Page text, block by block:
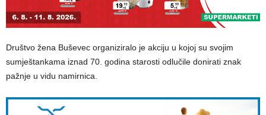
Društvo žena Buševec organiziralo je akciju u kojoj su svojim
sumještankama iznad 70. godina starosti odlučile donirati znak
pažnje u vidu namirnica.